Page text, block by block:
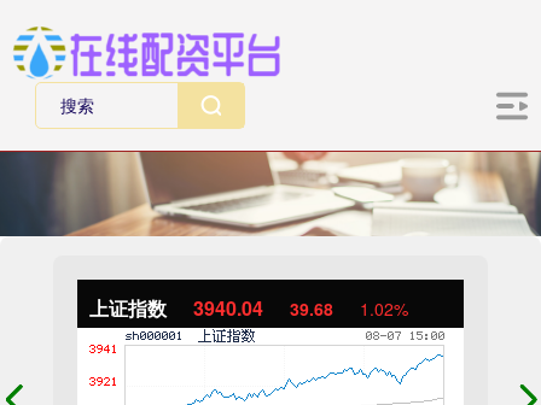
上证指数 3940.04 39.68 1.02%